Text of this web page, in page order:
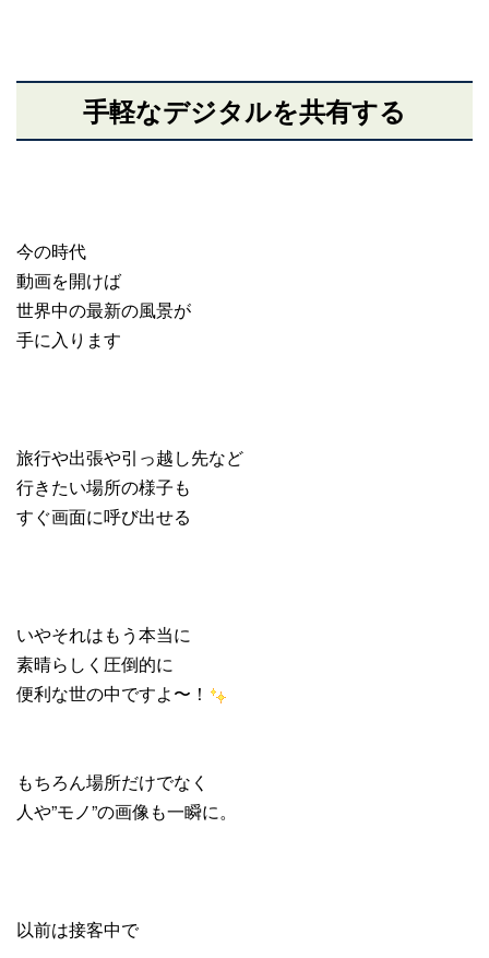
手軽なデジタルを共有する
今の時代
動画を開けば
世界中の最新の風景が
手に入ります
旅行や出張や引っ越し先など
行きたい場所の様子も
すぐ画面に呼び出せる
いやそれはもう本当に
素晴らしく圧倒的に
便利な世の中ですよ〜！
もちろん場所だけでなく
人や”モノ”の画像も一瞬に。
以前は接客中で